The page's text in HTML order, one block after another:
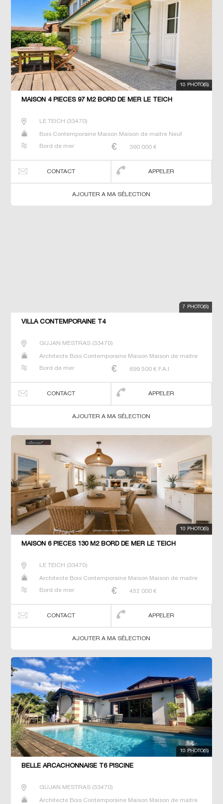
10 PHOTO(S)
MAISON 4 PIECES 97 M2 BORD DE MER LE TEICH
LE TEICH (33470)
Bois Contemporaine Maison Maison de maitre Neuf
Bord de mer
390 000 €
CONTACT APPELER
AJOUTER A MA SÉLECTION
7 PHOTO(S)
VILLA CONTEMPORAINE T4
GUJAN MESTRAS(33470)
Architecte Bois Contemporaine Maison Maison de maitre
Bord de mer
699 500 € F.A.I
CONTACT APPELER
AJOUTER A MA SÉLECTION
10 PHOTO(S)
MAISON 6 PIECES 130 M2 BORD DE MER LE TEICH
LE TEICH (33470)
Architecte Bois Contemporaine Maison Maison de maitre
Bord de mer
452 000 €
CONTACT APPELER
AJOUTER A MA SÉLECTION
10 PHOTO(S)
BELLE ARCACHONNAISE T6 PISCINE
GUJAN MESTRAS(33470)
Architecte Bois Contemporaine Maison Maison de maitre